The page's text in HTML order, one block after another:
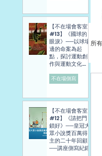
所
【不在場會客室
#13】《國球的
眼淚》──以球場
邊的命案為起
點，探討運動創
作與運動文化發
寫紀錄
不在場側寫
【不在場會客室
#12】《請把門
鎖好》──皇冠大
眾小說獎百萬得
主的二十年回顧
──講座側寫紀錄